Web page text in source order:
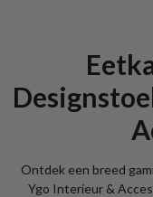
Ontdek een breed
Ygo Interieur &